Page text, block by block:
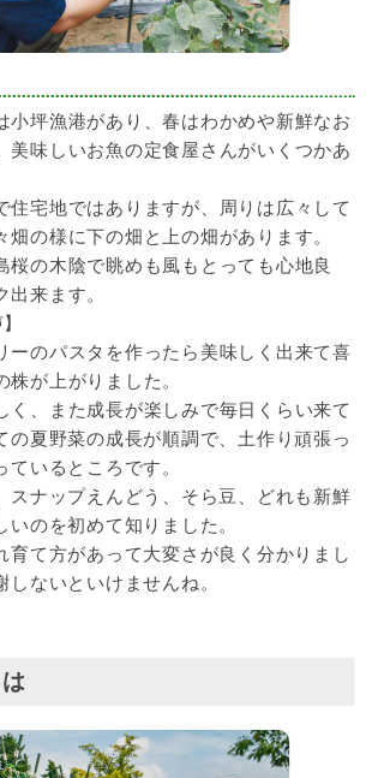
小坪漁港があり、春はわかめや新鮮なお
美味しいお魚の定食屋さんがいくつかあ
住宅地ではありますが、周りは広々して
畑の様に下の畑と上の畑があります。
桜の木陰で眺めも風もとっても心地良
出来ます。
ーのパスタを作ったら美味しく出来て喜
が上がりました。
く、また成長が楽しみで毎日くらい来て
の夏野菜の成長が順調で、土作り頑張っ
いるところです。
スナップえんどう、そら豆、どれも新鮮
のを初めて知りました。
育て方があって大変さが良く分かりまし
ないといけませんね。